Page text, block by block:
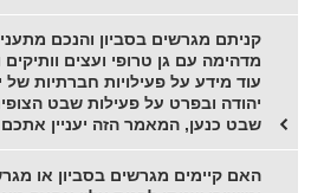
קניתם מגרשים בסביון והנכם
מדהימה עם גן טרופי ועצים
עוד מידע על פעילויות חברתיות של
יהודה ובפרט על פעילות שבט
שבט כנען, המאמר הזה יעניין
האם קיימים מגרשים בסביון או